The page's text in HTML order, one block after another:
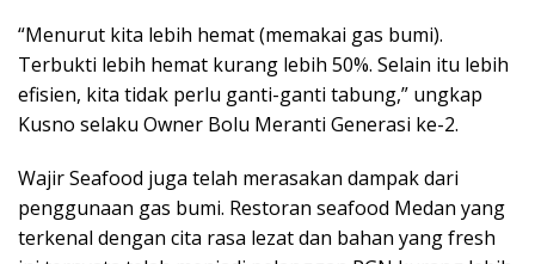
“Menurut kita lebih hemat (memakai gas bumi).
Terbukti lebih hemat kurang lebih 50%. Selain itu lebih
efisien, kita tidak perlu ganti-ganti tabung,” ungkap
Kusno selaku Owner Bolu Meranti Generasi ke-2.
Wajir Seafood juga telah merasakan dampak dari
penggunaan gas bumi. Restoran seafood Medan yang
terkenal dengan cita rasa lezat dan bahan yang fresh